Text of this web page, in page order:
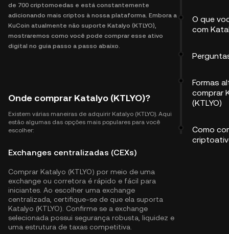
de 700 criptomoedas e está constantemente
adicionando mais criptos à nossa plataforma. Embora a
KuCoin atualmente não suporte Katalyo (KTLYO),
mostraremos como você pode comprar esse ativo
digital no guia passo a passo abaixo.
Onde comprar Katalyo (KTLYO)?
Existem várias maneiras de adquirir Katalyo (KTLYO). Aqui
estão algumas das opções mais populares para você
escolher:
Exchanges centralizadas (CEXs)
Comprar Katalyo (KTLYO) por meio de uma
exchange ou corretora é rápido e fácil para
iniciantes. Ao escolher uma exchange
centralizada, certifique-se de que ela suporta
Katalyo (KTLYO). Confirme se a exchange
selecionada possui segurança robusta, liquidez e
uma estrutura de taxas competitiva.
O que
com
Formas
comprar
(KTLYO)
Como